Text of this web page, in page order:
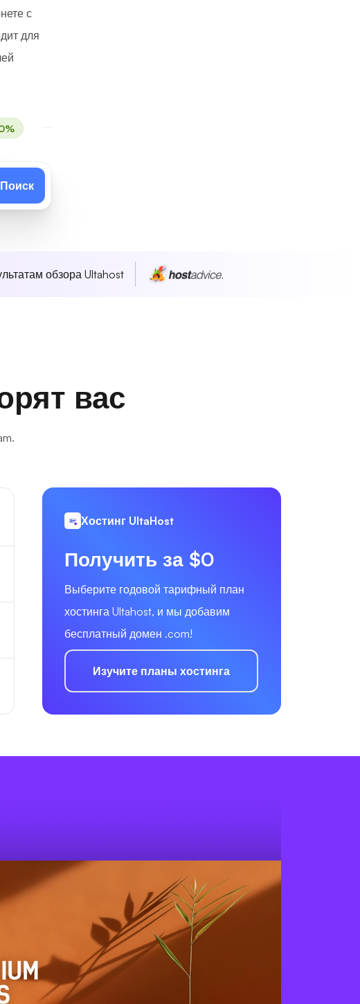
с
для
Поиск
обзора Ultahost
вас
Хостинг UltaHost
Получить за $0
Выберите годовой тарифный план
хостинга Ultahost, и мы добавим
бесплатный домен .com!
Изучите планы хостинга